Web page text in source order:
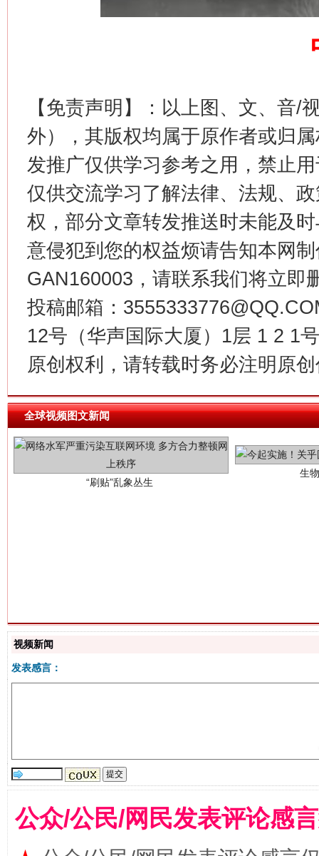
【免责声明】：以上图、文、音/
外），其版权均属于原作者或归
发推广仅供学习参考之用，禁止
仅供交流学习了解法律、法规、
权，部分文章转发推送时未能及
意侵犯到您的权益烦请告知本网
GAN160003，请联系我们将立即
投稿邮箱：
12号（华声国际大厦）1层 1 2 1
原创权利，请转载时务必注明原
全球视频图文新闻
今
习近平的博鳌关键词
魏明亮
“刷贴”乱象丛生
生
解纷+调解+退费，一次搞定
视频新闻
发表感言：
公众/公民/网民发表评论感